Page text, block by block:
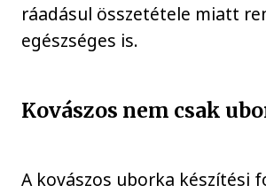
ráadásul összetétele miatt
egészséges is.
Kovászos nem csak
A kovászos uborka készítési